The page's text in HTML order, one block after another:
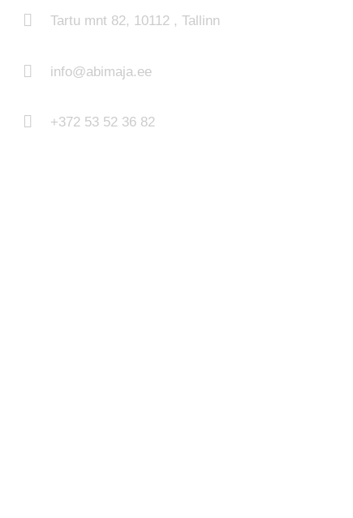
Tartu mnt 82, 10112 , Tallinn
info@abimaja.ee
+372 53 52 36 82